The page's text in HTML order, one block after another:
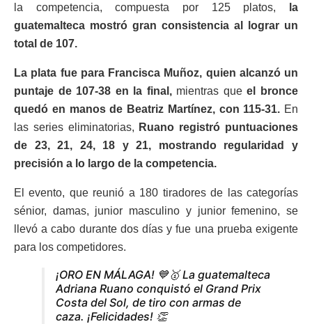
la competencia, compuesta por 125 platos, la
guatemalteca mostró gran consistencia al lograr un
total de 107.
La plata fue para Francisca Muñoz, quien alcanzó un
puntaje de 107-38 en la final,mientras queel bronce
quedó en manos de Beatriz Martínez, con 115-31. En
las series eliminatorias, Ruano registró puntuaciones
de 23, 21, 24, 18 y 21, mostrando regularidad y
precisión a lo largo de la competencia.
El evento, que reunió a 180 tiradores de las categorías
sénior, damas, junior masculino y junior femenino, se
llevó a cabo durante dos días y fue una prueba exigente
para los competidores.
¡ORO EN MÁLAGA! 💙🥇 La guatemalteca
Adriana Ruano conquistó el Grand Prix
Costa del Sol, de tiro con armas de
caza. ¡Felicidades! 👏